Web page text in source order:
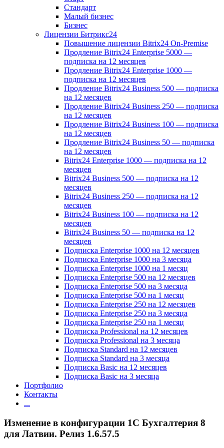
Стандарт
Малый бизнес
Бизнес
Лицензии Битрикс24
Повышение лицензии Bitrix24 On-Premise
Продление Bitrix24 Enterprise 5000 —
подписка на 12 месяцев
Продление Bitrix24 Enterprise 1000 —
подписка на 12 месяцев
Продление Bitrix24 Business 500 — подписка
на 12 месяцев
Продление Bitrix24 Business 250 — подписка
на 12 месяцев
Продление Bitrix24 Business 100 — подписка
на 12 месяцев
Продление Bitrix24 Business 50 — подписка
на 12 месяцев
Bitrix24 Enterprise 1000 — подписка на 12
месяцев
Bitrix24 Business 500 — подписка на 12
месяцев
Bitrix24 Business 250 — подписка на 12
месяцев
Bitrix24 Business 100 — подписка на 12
месяцев
Bitrix24 Business 50 — подписка на 12
месяцев
Подписка Enterprise 1000 на 12 месяцев
Подписка Enterprise 1000 на 3 месяца
Подписка Enterprise 1000 на 1 месяц
Подписка Enterprise 500 на 12 месяцев
Подписка Enterprise 500 на 3 месяца
Подписка Enterprise 500 на 1 месяц
Подписка Enterprise 250 на 12 месяцев
Подписка Enterprise 250 на 3 месяца
Подписка Enterprise 250 на 1 месяц
Подписка Professional на 12 месяцев
Подписка Professional на 3 месяца
Подписка Standard на 12 месяцев
Подписка Standard на 3 месяца
Подписка Basic на 12 месяцев
Подписка Basic на 3 месяца
Портфолио
Контакты
...
Изменение в конфигурации 1С Бухгалтерия 8
для Латвии. Релиз 1.6.57.5